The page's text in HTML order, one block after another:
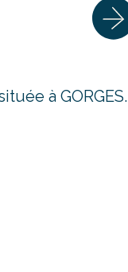
à GORGES.